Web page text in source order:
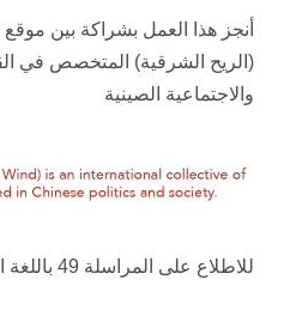
أنجز هذا العمل بشراكة بين موقع
(الريح الشرقية) المتخصص في
والاجتماعية الصينية
للاطلاع على المراسلة 49 باللغة الأصلية: